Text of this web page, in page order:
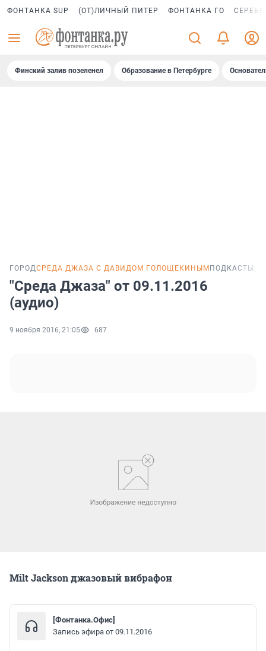
ФОНТАНКА SUP (ОТ)ЛИЧНЫЙ ПИТЕР ФОНТАНКА ГО
Финский залив позеленел Образование в Петербурге
ГОРОДСРЕДА ДЖАЗА С ДАВИДОМ ГОЛОЩЕКИНЫМ ПОДКАСТЫ
"Среда Джаза" от 09.11.2016
(аудио)
9 ноября 2016, 21:05 687
Milt Jackson джазовый вибрафон
[Фонтанка.Офис]
Запись эфира от 09.11.2016